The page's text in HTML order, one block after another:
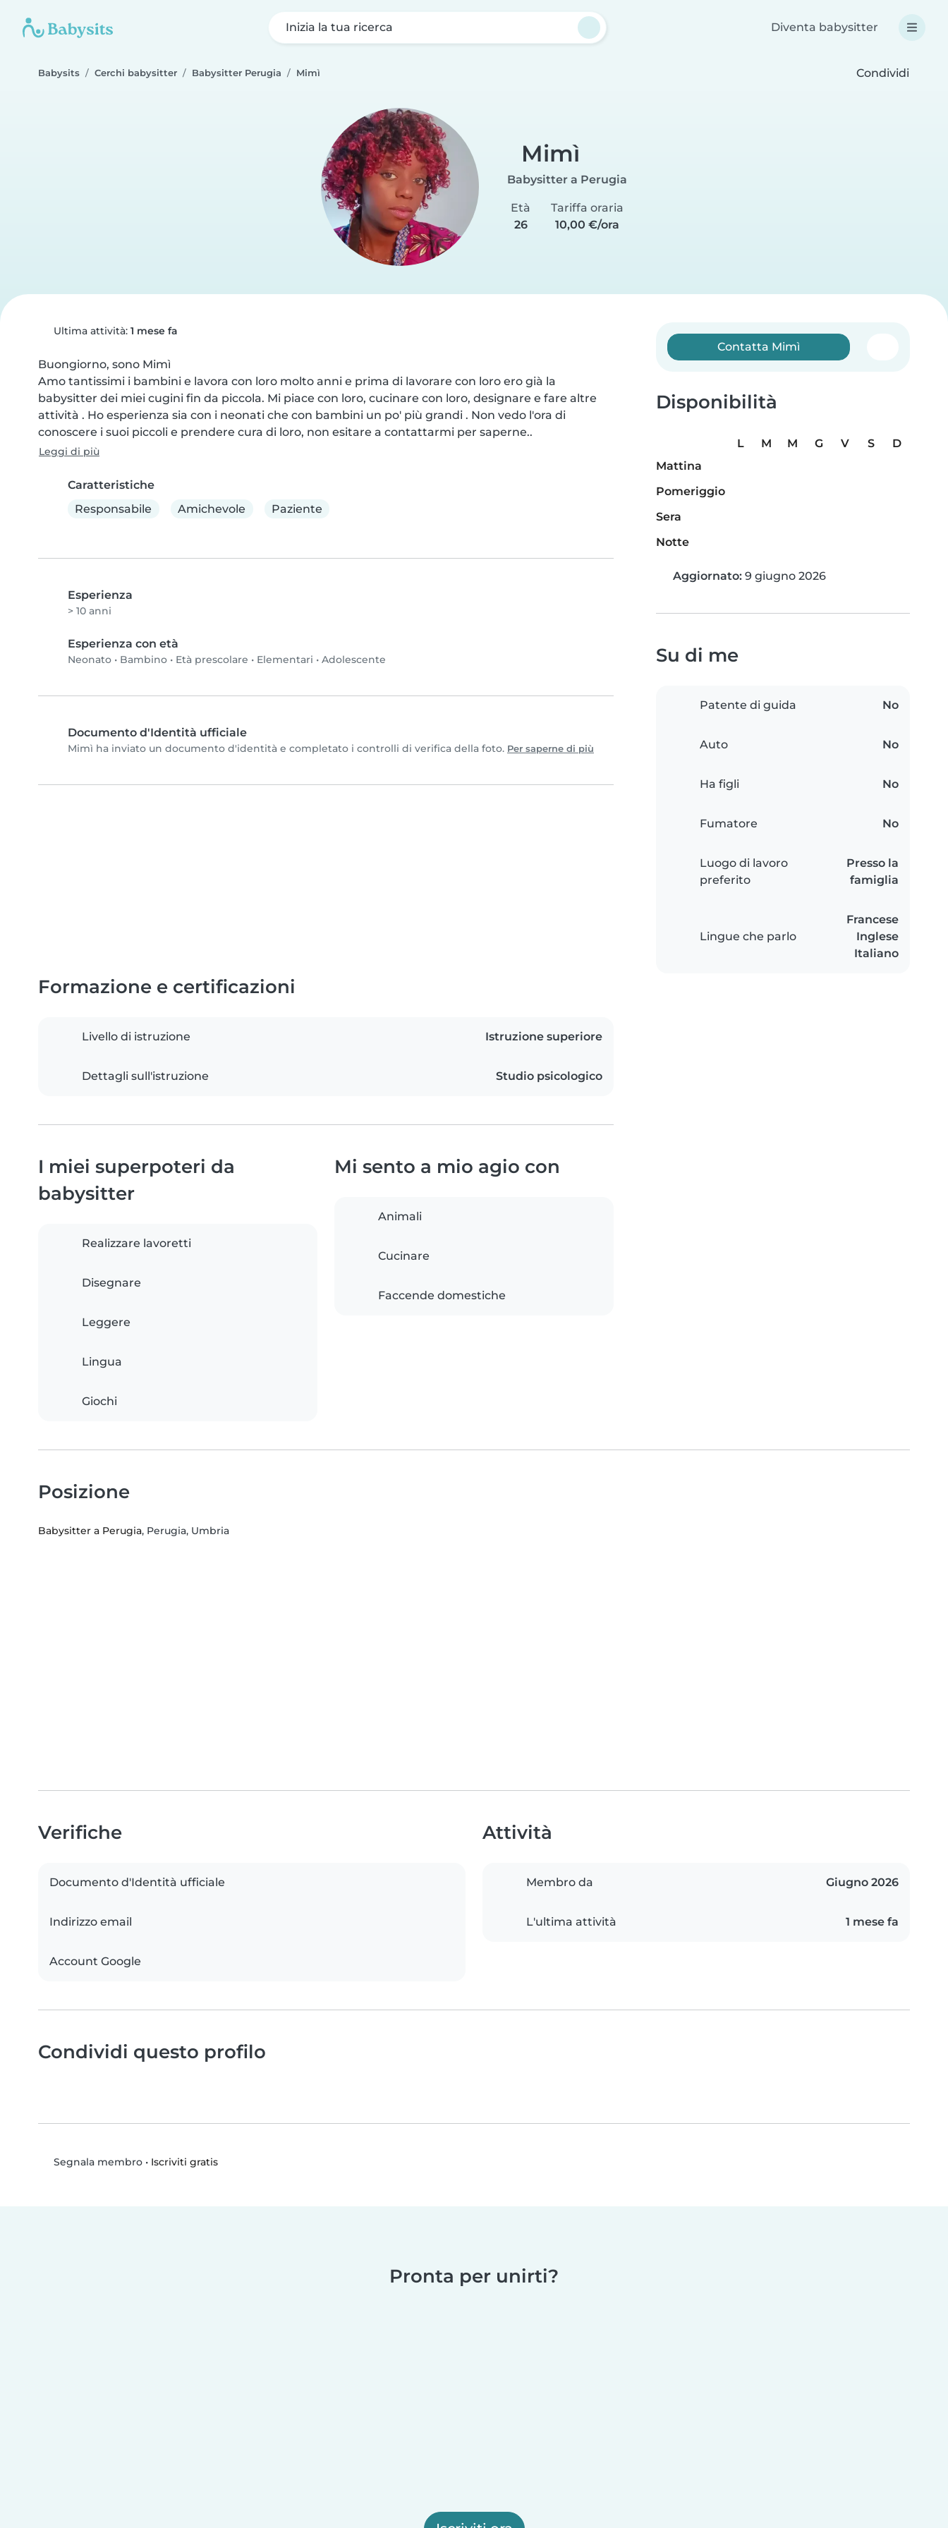
Inizia la tua ricerca Diventa babysitter
Babysits Cerchi babysitter Babysitter Perugia Mimì Condividi
Mimì
Babysitter a Perugia
Età
26
Tariffa oraria
10,00 €/ora
Ultima attività: 1 mese fa
Buongiorno, sono Mimì
Amo tantissimi i bambini e lavora con loro molto anni e prima di lavorare con loro ero già la
babysitter dei miei cugini fin da piccola. Mi piace con loro, cucinare con loro, designare e fare altre
attività . Ho esperienza sia con i neonati che con bambini un po' più grandi . Non vedo l'ora di
conoscere i suoi piccoli e prendere cura di loro, non esitare a contattarmi per saperne..
Leggi di più
Caratteristiche
Responsabile
Amichevole Paziente
Esperienza
> 10 anni
Esperienza con età
Neonato • Bambino • Età prescolare • Elementari • Adolescente
Documento d'Identità ufficiale
Mimì ha inviato un documento d'identità e completato i controlli di verifica della foto. Per saperne di più
Contatta Mimì
Disponibilità
L M M G V S
D
Mattina
Pomeriggio
Sera
Notte
Aggiornato: 9 giugno 2026
Su di me
Patente di guida No
Auto No
Ha figli No
Fumatore No
Luogo di lavoro
preferito
Presso la
famiglia
Lingue che parlo
Francese
Inglese
Italiano
Formazione e certificazioni
Livello di istruzione Istruzione superiore
Dettagli sull'istruzione Studio psicologico
I miei superpoteri da
babysitter
Realizzare lavoretti
Disegnare
Leggere
Lingua
Giochi
Mi sento a mio agio con
Animali
Cucinare
Faccende domestiche
Posizione
Babysitter a Perugia, Perugia, Umbria
Verifiche
Documento d'Identità ufficiale
Indirizzo email
Account Google
Attività
Membro da Giugno 2026
L'ultima attività 1 mese fa
Condividi questo profilo
Segnala membro• Iscriviti gratis
Pronta per unirti?